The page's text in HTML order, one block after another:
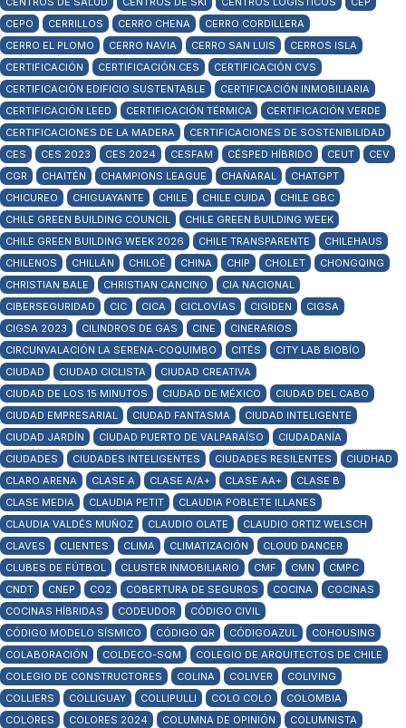
CEPO
CERRILLOS CERRO CHENA
CERRO CORDILLERA
CERRO EL PLOMO
CERRO NAVIA CERRO SAN LUIS
CERROS ISLA
CERTIFICACIÓN
CERTIFICACIÓN CES
CERTIFICACIÓN CVS
CERTIFICACIÓN EDIFICIO SUSTENTABLE
CERTIFICACIÓN INMOBILIARIA
CERTIFICACIÓN LEED
CERTIFICACIÓN TÉRMICA
CERTIFICACIÓN VERDE
CERTIFICACIONES DE LA MADERA
CERTIFICACIONES DE SOSTENIBILIDAD
CES
CES 2023 CES 2024 CESFAM CÉSPED HÍBRIDO CEUT
CEV
CGR
CHAITÉN CHAMPIONS LEAGUE CHAÑARAL
CHATGPT
CHICUREO
CHIGUAYANTE CHILE CHILE CUIDA
CHILE GBC
CHILE GREEN BUILDING COUNCIL
CHILE GREEN BUILDING WEEK
CHILE GREEN BUILDING WEEK 2026
CHILE TRANSPARENTE
CHILEHAUS
CHILENOS
CHILLÁN CHILOÉ CHINA CHIP CHOLET
CHONGQING
CHRISTIAN BALE
CHRISTIAN CANCINO
CIA NACIONAL
CIBERSEGURIDAD
CIC CICA CICLOVÍAS CIGIDEN
CIGSA
CIGSA 2023
CILINDROS DE GAS CINE
CINERARIOS
CIRCUNVALACIÓN LA SERENA-COQUIMBO
CITÉS
CITY LAB BIOBÍO
CIUDAD
CIUDAD CICLISTA
CIUDAD CREATIVA
CIUDAD DE LOS 15 MINUTOS
CIUDAD DE MÉXICO
CIUDAD DEL CABO
CIUDAD EMPRESARIAL
CIUDAD FANTASMA
CIUDAD INTELIGENTE
CIUDAD JARDÍN
CIUDAD PUERTO DE VALPARAÍSO
CIUDADANÍA
CIUDADES
CIUDADES INTELIGENTES CIUDADES RESILENTES
CIUDHAD
CLARO ARENA
CLASE A CLASE A/A+ CLASE AA+
CLASE B
CLASE MEDIA
CLAUDIA PETIT
CLAUDIA POBLETE ILLANES
CLAUDIA VALDÉS MUÑOZ
CLAUDIO OLATE
CLAUDIO ORTIZ WELSCH
CLAVES
CLIENTES CLIMA CLIMATIZACIÓN
CLOUD DANCER
CLUBES DE FÚTBOL
CLUSTER INMOBILIARIO CMF CMN
CMPC
CNDT
CNEP CO2 COBERTURA DE SEGUROS COCINA
COCINAS
COCINAS HÍBRIDAS
CODEUDOR
CÓDIGO CIVIL
CÓDIGO MODELO SÍSMICO
CÓDIGO QR CÓDIGOAZUL
COHOUSING
COLABORACIÓN
COLDECO-SQM
COLEGIO DE ARQUITECTOS DE CHILE
COLEGIO DE CONSTRUCTORES
COLINA COLIVER
COLIVING
COLLIERS
COLLIGUAY COLLIPULLI COLO COLO
COLOMBIA
COLORES
COLORES 2024 COLUMNA DE OPINIÓN
COLUMNISTA